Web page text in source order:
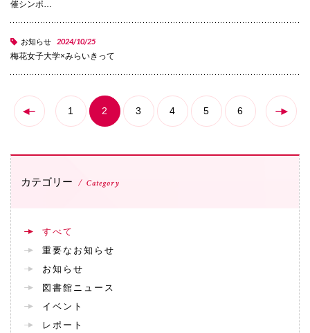
お問い合わせ 交通アクセス サイトマップ English
BCCS
催シンポ…
お知らせ 2024/10/25
梅花女子大学×みらいきって
1 2 3 4 5 6
カテゴリー Category
すべて
重要なお知らせ
お知らせ
図書館ニュース
イベント
レポート